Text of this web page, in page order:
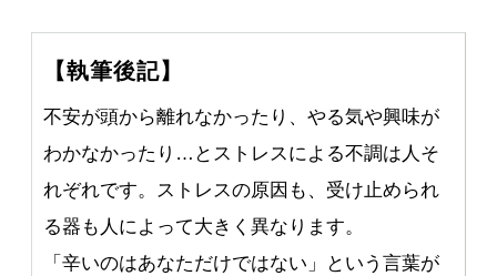
【執筆後記】
不安が頭から離れなかったり、やる気や興味が
わかなかったり…とストレスによる不調は人そ
れぞれです。ストレスの原因も、受け止められ
る器も人によって大きく異なります。
「辛いのはあなただけではない」という言葉が